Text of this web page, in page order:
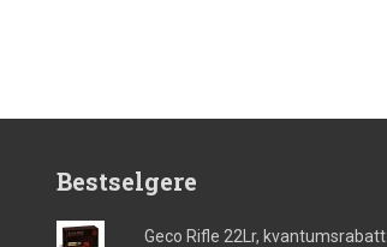
Bestselgere
Geco Rifle 22Lr, kvantumsrabatt